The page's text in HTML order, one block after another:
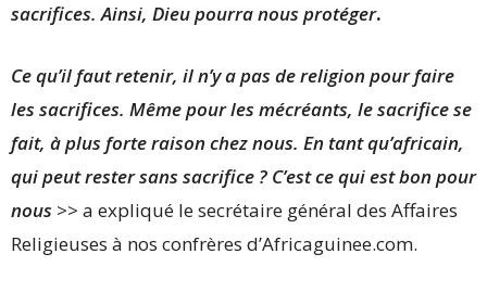
sacrifices. Ainsi, Dieu pourra nous protéger.
Ce qu’il faut retenir, il n’y a pas de religion pour faire
les sacrifices. Même pour les mécréants, le sacrifice se
fait, à plus forte raison chez nous. En tant qu’africain,
qui peut rester sans sacrifice ? C’est ce qui est bon pour
nous >> a expliqué le secrétaire général des Affaires
Religieuses à nos confrères d’Africaguinee.com.